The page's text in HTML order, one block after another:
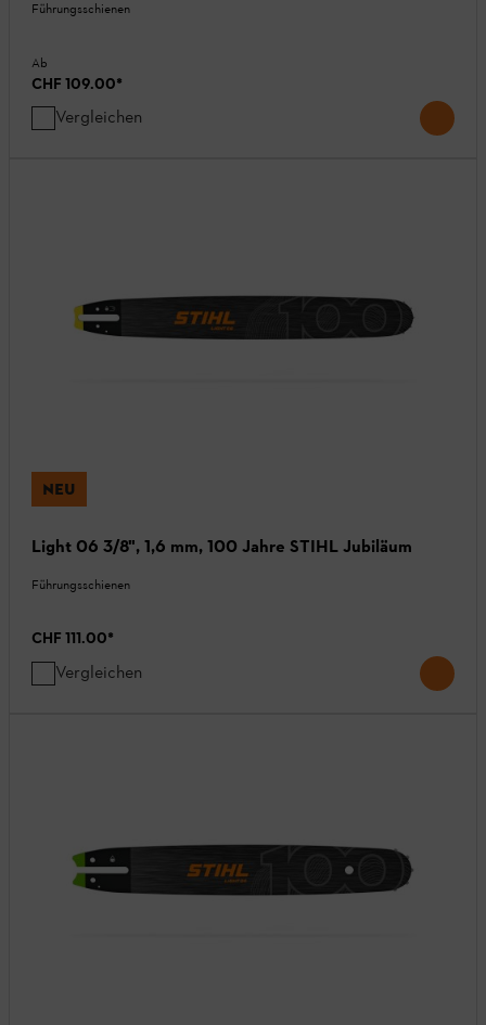
Führungsschienen
Ab
CHF 109.00*
Vergleichen
NEU
Light 06 3/8", 1,6 mm, 100 Jahre STIHL Jubiläum
Führungsschienen
CHF 111.00*
Vergleichen